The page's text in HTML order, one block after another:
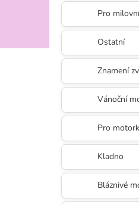
Pro
Ostatní
Znamení
Vánoční
Pro
Kladno
Bláznivé